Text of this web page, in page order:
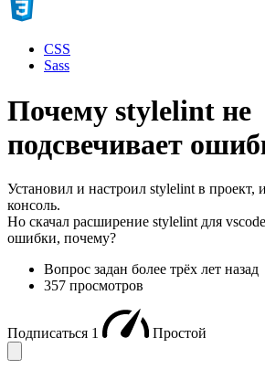
CSS
Sass
Почему stylelint не
подсвечивает
Установил и настроил stylelint в проект,
консоль.
Но скачал расширение stylelint для
ошибки, почему?
Вопрос задан более трёх лет назад
357 просмотров
Подписаться 1 Простой